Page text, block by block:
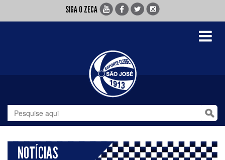
SIGA O ZECA
Toggle
NOTÍCIAS